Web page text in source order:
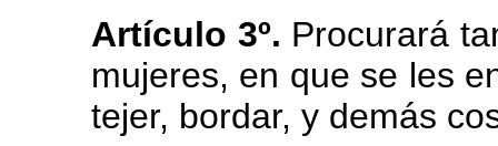
Artículo 3º. Procurará
mujeres, en que se les
tejer, bordar, y demás